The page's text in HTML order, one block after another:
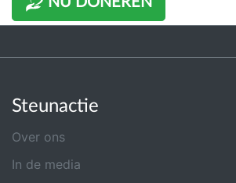
Steunactie
Over ons
In de media